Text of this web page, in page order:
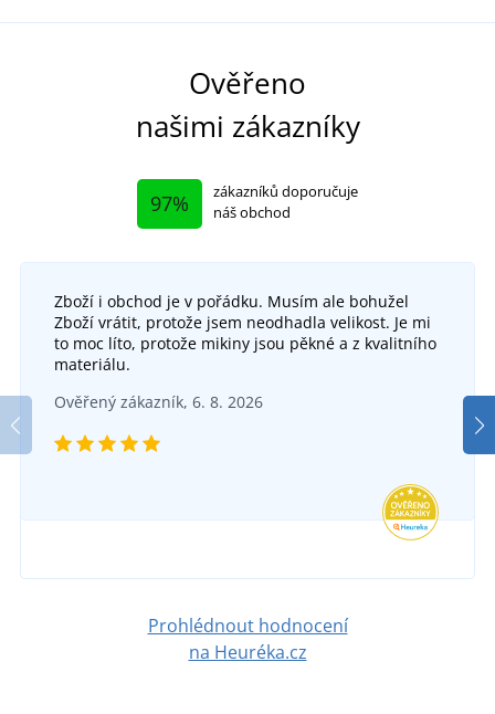
Ověřeno
našimi zákazníky
97%
zákazníků doporučuje
náš obchod
Zboží i obchod je v pořádku. Musím ale bohužel
Zboží vrátit, protože jsem neodhadla velikost. Je mi
to moc líto, protože mikiny jsou pěkné a z kvalitního
materiálu.
Ověřený zákazník, 6. 8. 2026
Prohlédnout hodnocení
na Heuréka.cz